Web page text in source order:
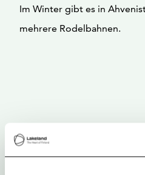
Im Winter gibt es in
mehrere Rodelbahnen.